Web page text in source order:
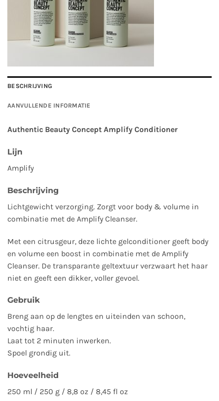
BESCHRIJVING
AANVULLENDE INFORMATIE
Authentic Beauty Concept Amplify Conditioner
Lijn
Amplify
Beschrijving
Lichtgewicht verzorging. Zorgt voor body & volume in
combinatie met de Amplify Cleanser.
Met een citrusgeur, deze lichte gelconditioner geeft body
en volume een boost in combinatie met de Amplify
Cleanser. De transparante geltextuur verzwaart het haar
niet en geeft een dikker, voller gevoel.
Gebruik
Breng aan op de lengtes en uiteinden van schoon,
vochtig haar.
Laat tot 2 minuten inwerken.
Spoel grondig uit.
Hoeveelheid
250 ml / 250 g / 8,8 oz / 8,45 fl oz